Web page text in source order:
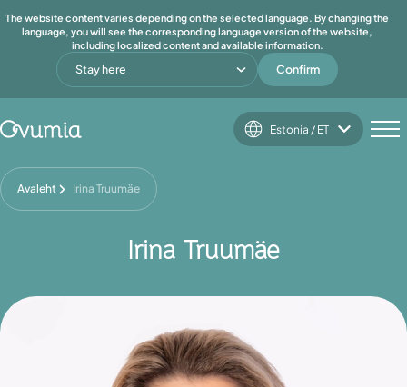
The website content varies depending on the selected language. By changing the
language, you will see the corresponding language version of the website,
including localized content and available information.
Stay here Confirm
Estonia / ET
Avaleht Irina Truumäe
Irina Truumäe